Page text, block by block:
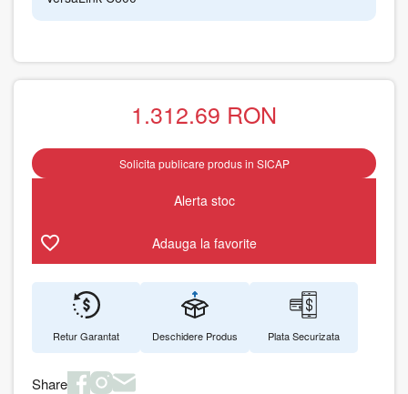
1.312.69 RON
Solicita publicare produs in SICAP
Alerta stoc
Adauga la favorite
Retur Garantat Deschidere Produs Plata Securizata
Share